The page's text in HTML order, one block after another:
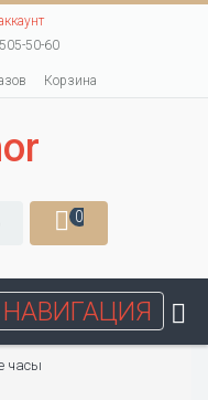
50-60
Корзина
0
НАВИГАЦИЯ
часы